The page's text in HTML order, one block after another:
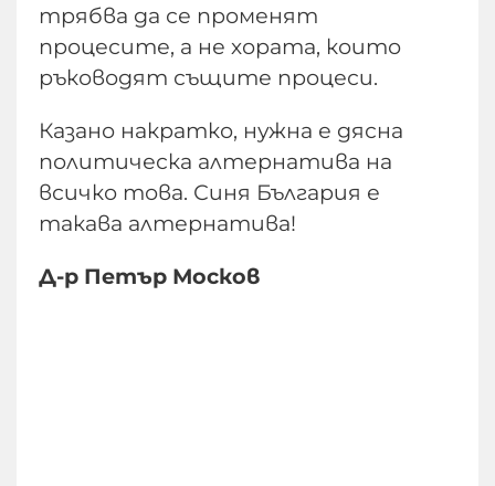
трябва да се променят
процесите, а не хората, които
ръководят същите процеси.
Казано накратко, нужна е дясна
политическа алтернатива на
всичко това. Синя България е
такава алтернатива!
Д-р Петър Москов